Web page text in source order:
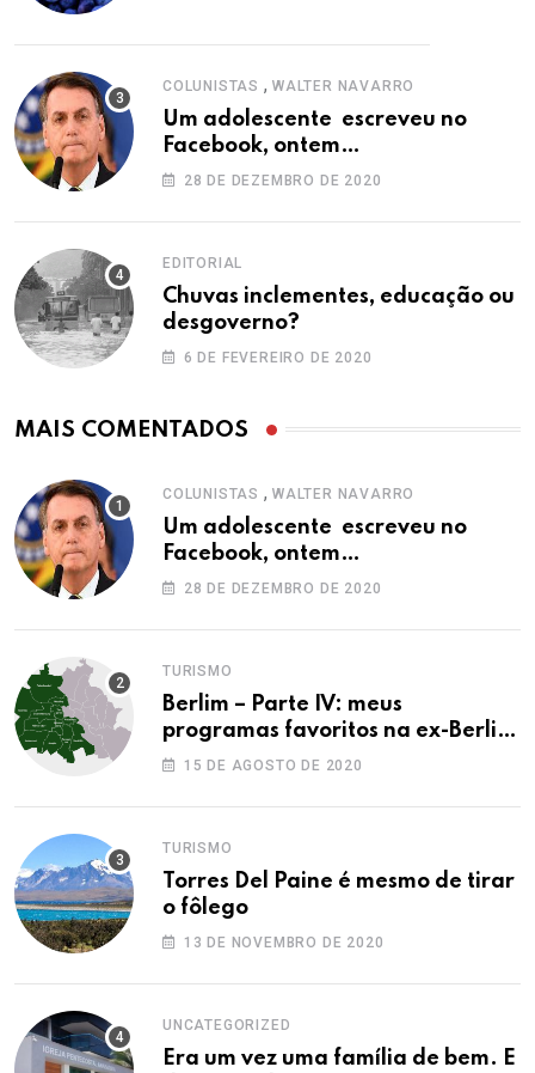
COLUNISTAS , WALTER NAVARRO
Um adolescente escreveu no
Facebook, ontem…
28 DE DEZEMBRO DE 2020
EDITORIAL
Chuvas inclementes, educação ou
desgoverno?
6 DE FEVEREIRO DE 2020
MAIS COMENTADOS
COLUNISTAS , WALTER NAVARRO
Um adolescente escreveu no
Facebook, ontem…
28 DE DEZEMBRO DE 2020
TURISMO
Berlim – Parte IV: meus
programas favoritos na ex-Berlim
Ocidental
15 DE AGOSTO DE 2020
TURISMO
Torres Del Paine é mesmo de tirar
o fôlego
13 DE NOVEMBRO DE 2020
UNCATEGORIZED
Era um vez uma família de bem. E